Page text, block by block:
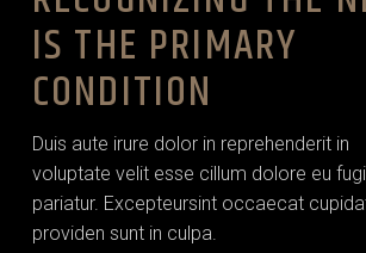
IS THE PRIMARY
CONDITION
Duis aute irure dolor in reprehenderit in
voluptate velit esse cillum dolore eu
pariatur. Excepteursint occaecat
providen sunt in culpa.